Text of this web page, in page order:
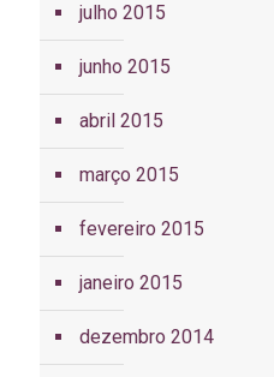
julho 2015
junho 2015
abril 2015
março 2015
fevereiro 2015
janeiro 2015
dezembro 2014